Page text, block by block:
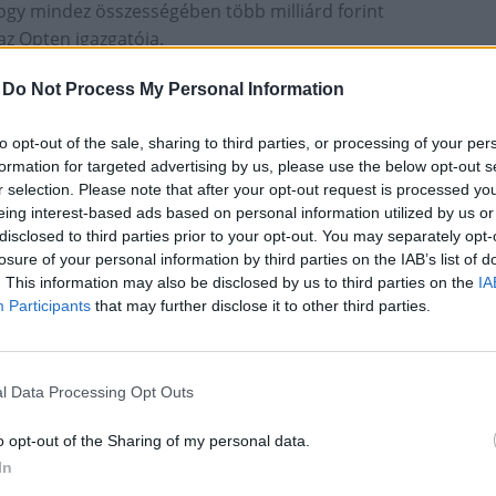
Do Not Process My Personal Information
opt-out of the sale, sharing to third parties, or processing of your
for targeted advertising by us, please use the below opt-out
selection. Please note that after your opt-out request is processed
interest-based ads based on personal information utilized by us
to third parties prior to your opt-out. You may separately
of your personal information by third parties on the IAB’s list of
This information may also be disclosed by us to third parties on the
Participants that may further disclose it to other third parties.
Data Processing Opt Outs
opt-out of the Sharing of my personal data.
mindez összességében több milliárd forint
Opten igazgatója.
jól jár a változtatással, mert a törzstőke
súllyal vállalnak felelősséget cégeik
akkor jelent pozitív változást, amikor
társaság, hanem már azzal is hozzájárul a
hogy meg sem alakulnak azok a kft.-k,
hívtak volna életre. „Ez határozott
meg is látszanak a cégalapításokban” – értékel az
el a szükséges változásokkal, életbe léphetnek a
a cégbíróság törvényességi felügyeleti
működés helyreállítása érdekében.